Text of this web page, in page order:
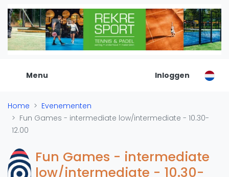
Menu
De Padel Gids
Alle padel locaties
Padelwinkels
Organisatie
Banenbouwers
Overige categorien
Padelscholen
Toevoegen data
Inloggen
Home
Evenementen
Fun Games - intermediate low/intermediate - 10.30-
12.00
Fun Games - intermediate
low/intermediate - 10.30-